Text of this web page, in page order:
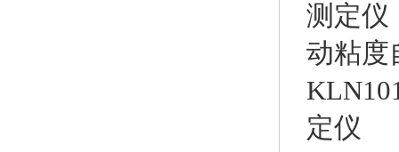
测定仪
动粘度
定仪